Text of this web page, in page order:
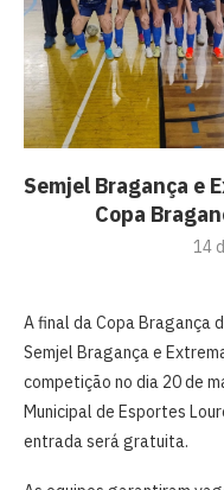
Semjel Bragança e
Copa
14
A final da Copa Bragança
Semjel Bragança e
competição no dia 20 de
Municipal de Esportes
entrada será gratuita.